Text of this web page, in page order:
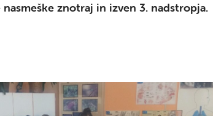
znotraj in izven 3.